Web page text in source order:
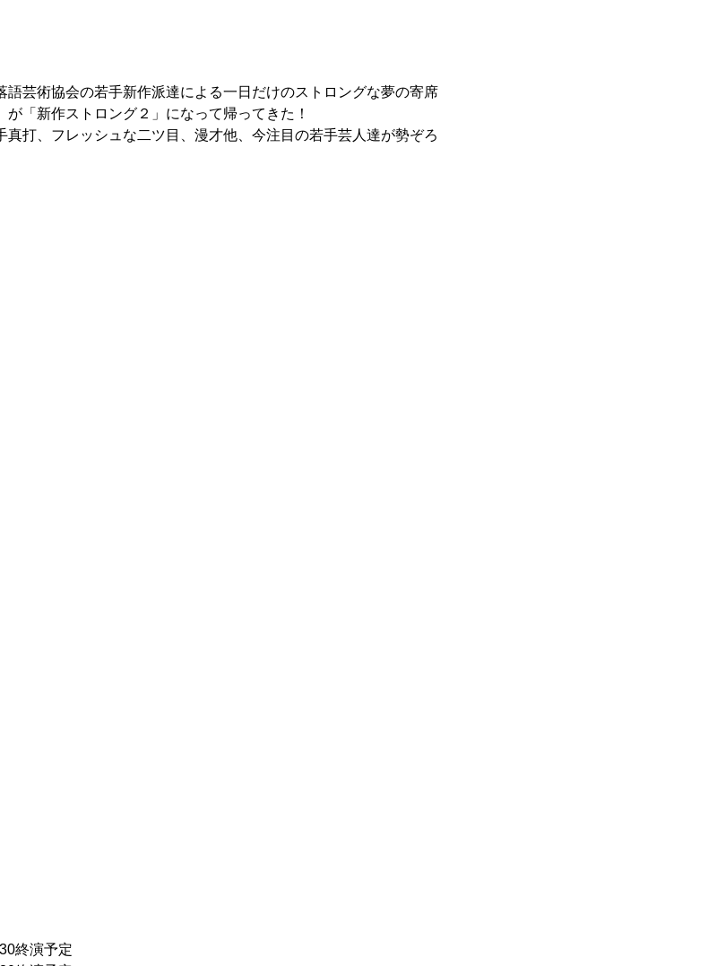
芸術協会の若手新作派達による一日だけのストロングな夢の寄席
「新作ストロング２」になって帰ってきた！
打、フレッシュな二ツ目、漫才他、今注目の若手芸人達が勢ぞろ
終演予定